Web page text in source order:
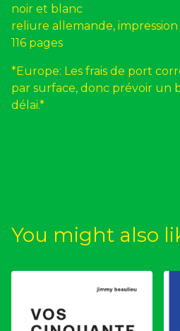
noir et blanc
reliure allemande,
116 pages
*Europe: Les frais de port
par surface, donc prévoir un
délai.*
You might also